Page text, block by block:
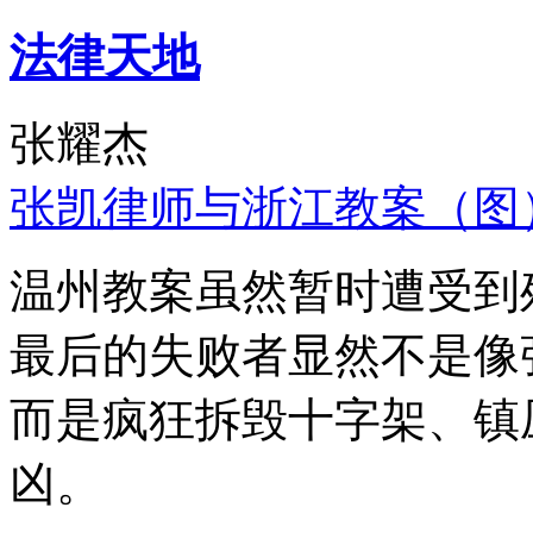
法律天地
张耀杰
张凯律师与浙江教案（图
温州教案虽然暂时遭受
最后的失败者显然不是
而是疯狂拆毁十字架、
凶。